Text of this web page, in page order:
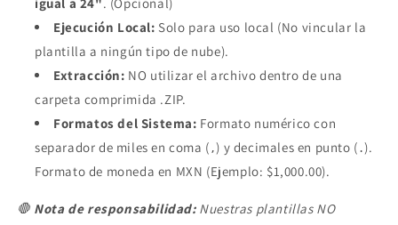
Ejecución Local: Solo para uso local (No vincular la
plantilla a ningún tipo de nube).
Extracción: NO utilizar el archivo dentro de una
carpeta comprimida .ZIP.
Formatos del Sistema: Formato numérico con
separador de miles en coma ( ,) y decimales en punto ( .).
Formato de moneda en MXN (Ejemplo: $1,000.00).
🛑 Nota de responsabilidad:Nuestras plantillas NO